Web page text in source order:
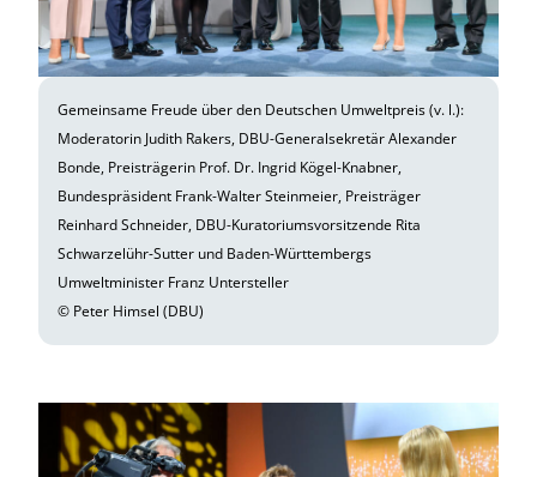
Gemeinsame Freude über den Deutschen Umweltpreis (v. l.):
Moderatorin Judith Rakers, DBU-Generalsekretär Alexander
Bonde, Preisträgerin Prof. Dr. Ingrid Kögel-Knabner,
Bundespräsident Frank-Walter Steinmeier, Preisträger
Reinhard Schneider, DBU-Kuratoriumsvorsitzende Rita
Schwarzelühr-Sutter und Baden-Württembergs
Umweltminister Franz Untersteller
© Peter Himsel (DBU)